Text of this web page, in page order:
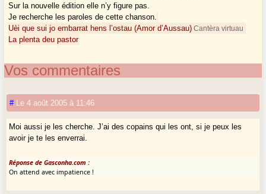
Sur la nouvelle édition elle n’y figure pas.
Je recherche les paroles de cette chanson.
Uèi que sui jo embarrat hens l’ostau (Amor d’Aussau) Cantèra virtuau
La plenta deu pastor
Vos commentaires
# Le 4 août 2005 à 11:46
Moi aussi je les cherche. J’ai des copains qui les ont, si je peux les
avoir je te les enverrai.
Réponse de Gasconha.com :
On attend avec impatience !